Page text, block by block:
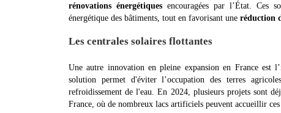
rénovations énergétiques encouragées par l’État. Ces
énergétique des bâtiments, tout en favorisant une réduction
Les centrales solaires flottantes
Une autre innovation en pleine expansion en France est
solution permet d'éviter l’occupation des terres
refroidissement de l'eau. En 2024, plusieurs projets sont
France, où de nombreux lacs artificiels peuvent accueillir ces